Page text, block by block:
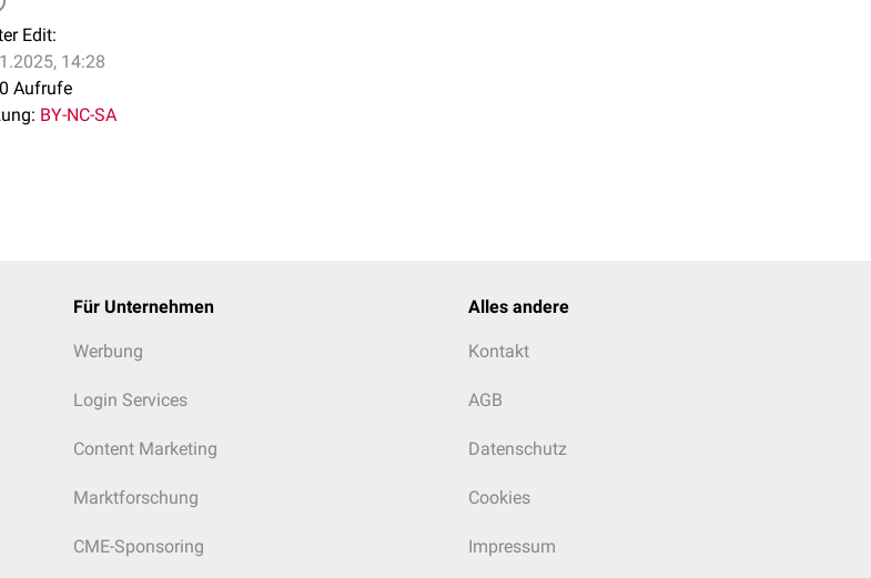
Edit:
14:28
Aufrufe
BY-NC-SA
Für Unternehmen
Werbung
Login Services
Content Marketing
Marktforschung
CME-Sponsoring
Alles andere
Kontakt
AGB
Datenschutz
Cookies
Impressum